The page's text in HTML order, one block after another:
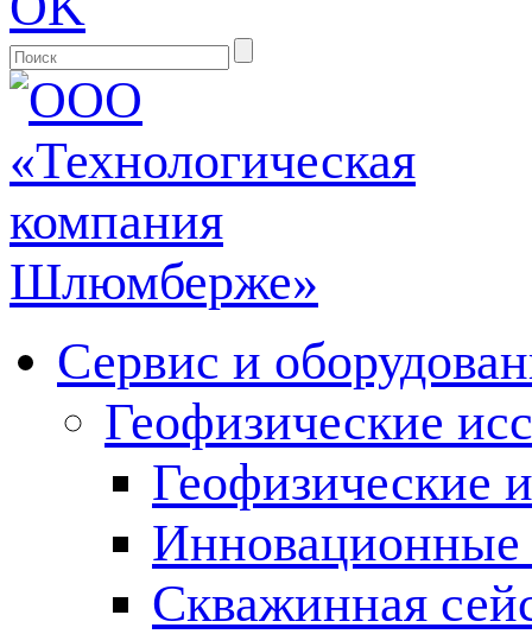
Сервис и
Геофизические
Геофизические
Инновационные
Скважинная